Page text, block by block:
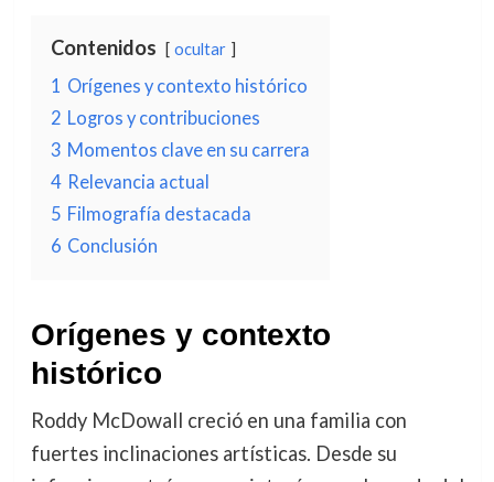
Contenidos ocultar
1 Orígenes y contexto histórico
2 Logros y contribuciones
3 Momentos clave en su carrera
4 Relevancia actual
5 Filmografía destacada
6 Conclusión
Orígenes y contexto
histórico
Roddy McDowall creció en una familia con
fuertes inclinaciones artísticas. Desde su